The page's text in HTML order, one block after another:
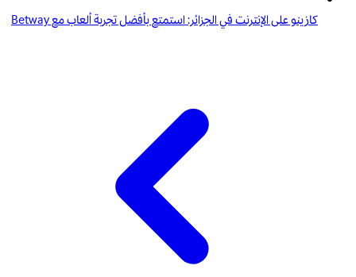
كازينو على الإنترنت في الجزائر: استمتع بأفضل تجربة ألعاب مع Betway